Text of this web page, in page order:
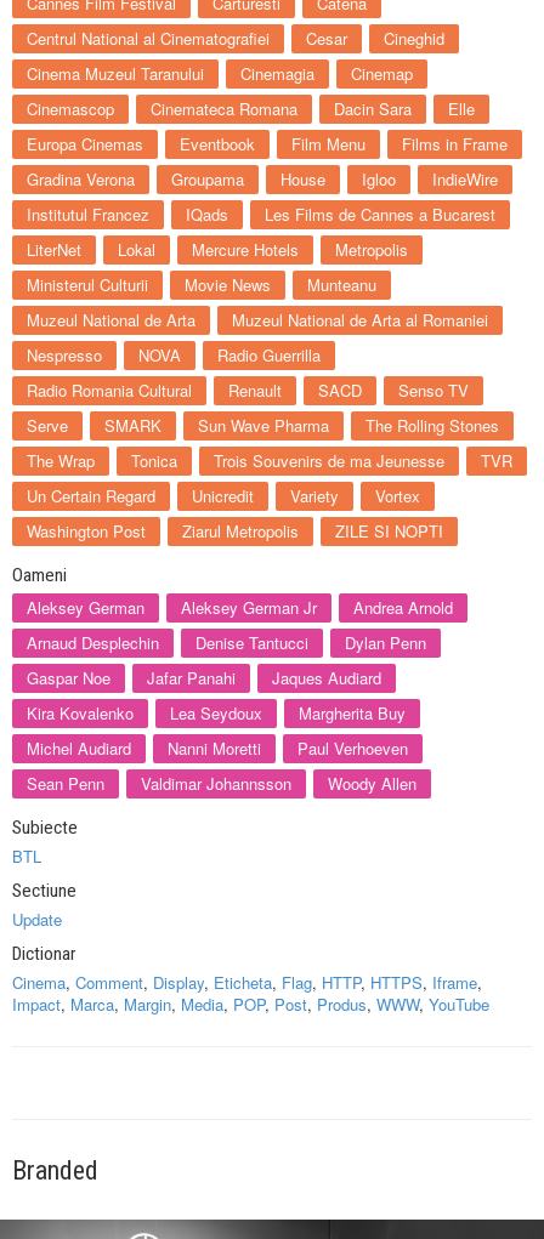
Centrul National al Cinematografiei
Cesar
Cineghid
Cinema Muzeul Taranului
Cinemagia
Cinemap
Cinemascop
Cinemateca Romana Dacin Sara
Elle
Europa Cinemas
Eventbook Film Menu
Films in Frame
Gradina Verona
Groupama House Igloo
IndieWire
Institutul Francez
IQads
Les Films de Cannes a Bucarest
LiterNet
Lokal Mercure Hotels
Metropolis
Ministerul Culturii
Movie News
Munteanu
Muzeul National de Arta
Muzeul National de Arta al Romaniei
Nespresso
NOVA
Radio Guerrilla
Radio Romania Cultural
Renault SACD
Senso TV
Serve
SMARK Sun Wave Pharma
The Rolling Stones
The Wrap
Tonica Trois Souvenirs de ma Jeunesse
TVR
Un Certain Regard
Unicredit Variety
Vortex
Washington Post
Ziarul Metropolis ZILE SI NOPTI
Oameni
Aleksey German Aleksey German Jr
Andrea Arnold
Arnaud Desplechin
Denise Tantucci
Dylan Penn
Gaspar Noe
Jafar Panahi
Jaques Audiard
Kira Kovalenko
Lea Seydoux
Margherita Buy
Michel Audiard
Nanni Moretti
Paul Verhoeven
Sean Penn
Valdimar Johannsson Woody Allen
Subiecte
BTL
Sectiune
Update
Dictionar
Cinema, Comment, Display, Eticheta, Flag, HTTP, HTTPS, Iframe,
Impact, Marca, Margin, Media, POP, Post, Produs, WWW, YouTube
Branded